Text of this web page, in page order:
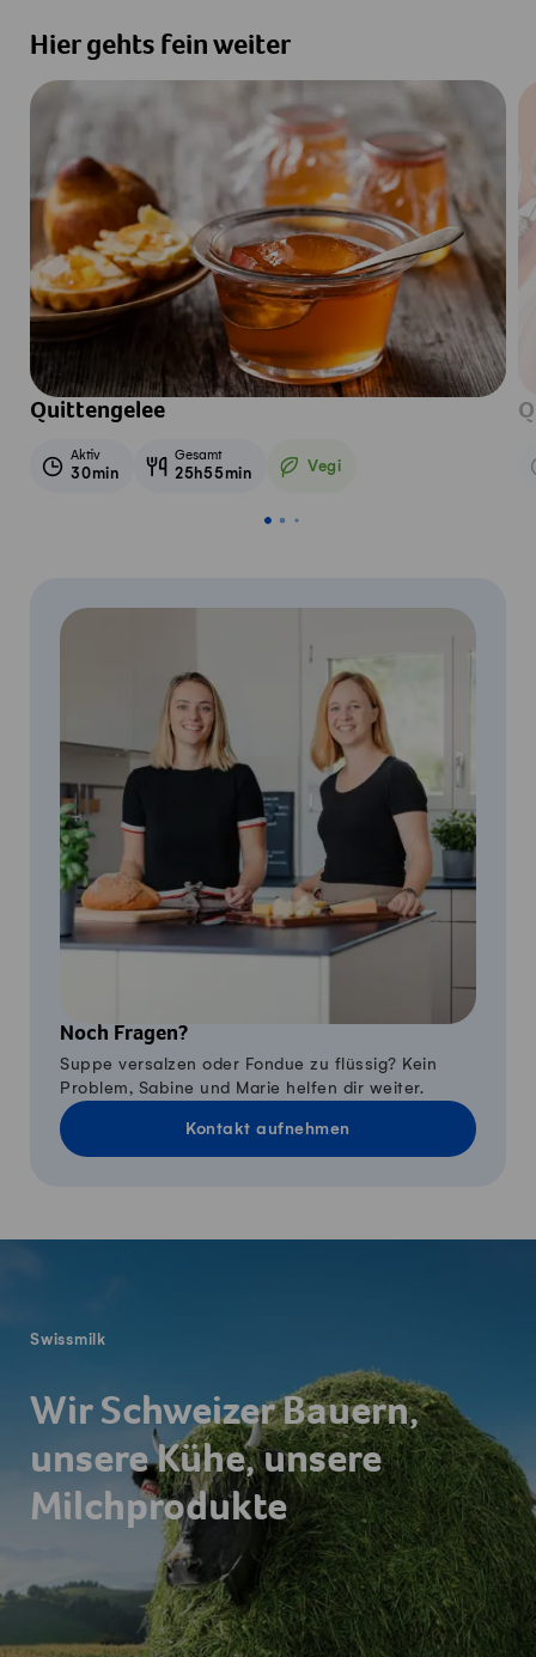
Hier gehts fein weiter
Quittengelee
Aktiv
30min
Gesamt
25h55min Vegi
Vegetarisch
Noch Fragen?
Suppe versalzen oder Fondue zu flüssig? Kein
Problem, Sabine und Marie helfen dir weiter.
Kontakt aufnehmen
Swissmilk
Wir Schweizer Bauern,
unsere Kühe, unsere
Milchprodukte